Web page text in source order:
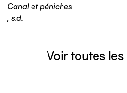
Canal et péniches
, s.d.
Voir toutes